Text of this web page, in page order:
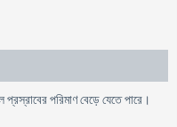
পরিমাণ বেড়ে যেতে পারে।